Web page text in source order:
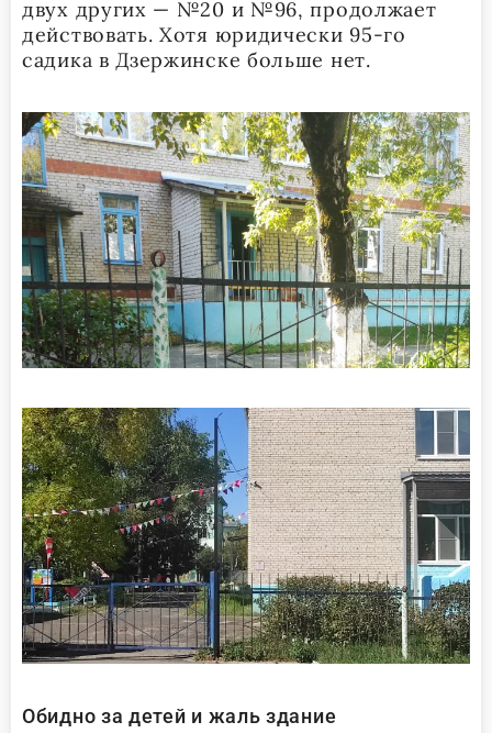
двух других — №20 и №96, продолжает
действовать. Хотя юридически 95-го
садика в Дзержинске больше нет.
Обидно за детей и жаль здание